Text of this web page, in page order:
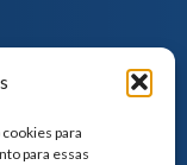
para
para essas